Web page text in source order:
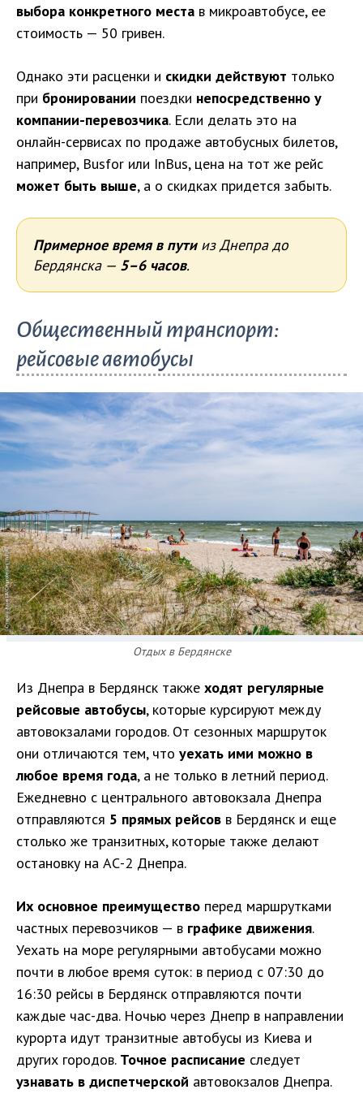
выбора конкретного места в микроавтобусе, ее
стоимость — 50 гривен.
Однако эти расценки и скидки действуют только
при бронировании поездки непосредственно у
компании-перевозчика. Если делать это на
онлайн-сервисах по продаже автобусных билетов,
например, Busfor или InBus, цена на тот же рейс
может быть выше, а о скидках придется забыть.
Примерное время в путииз Днепра до
Бердянска — 5–6 часов.
Общественный транспорт:
рейсовые автобусы
Отдых в Бердянске
Из Днепра в Бердянск также ходят регулярные
рейсовые автобусы, которые курсируют между
автовокзалами городов. От сезонных маршруток
они отличаются тем, что уехать ими можно в
любое время года, а не только в летний период.
Ежедневно с центрального автовокзала Днепра
отправляются 5 прямых рейсов в Бердянск и еще
столько же транзитных, которые также делают
остановку на АС-2 Днепра.
Их основное преимущество перед маршрутками
частных перевозчиков — в графике движения.
Уехать на море регулярными автобусами можно
почти в любое время суток: в период с 07:30 до
16:30 рейсы в Бердянск отправляются почти
каждые час-два. Ночью через Днепр в направлении
курорта идут транзитные автобусы из Киева и
других городов. Точное расписание следует
узнавать в диспетчерской автовокзалов Днепра.